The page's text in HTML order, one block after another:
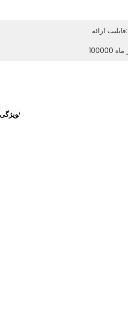
قابلیت ارائه:
در ماه
-طراحی یکپارچه/پروفیل آلومینیومی با اتلاف حرارت خوب/